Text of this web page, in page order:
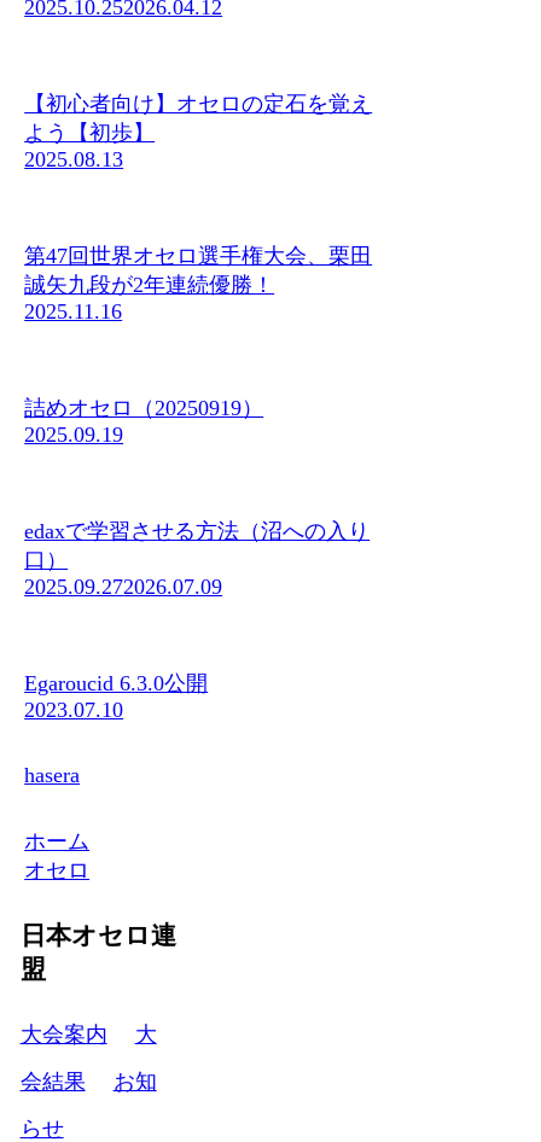
2025.10.252026.04.12
【初心者向け】オセロの定石を覚え
よう【初歩】
2025.08.13
第47回世界オセロ選手権大会、栗田
誠矢九段が2年連続優勝！
2025.11.16
詰めオセロ（20250919）
2025.09.19
edaxで学習させる方法（沼への入り
口）
2025.09.272026.07.09
Egaroucid 6.3.0公開
2023.07.10
hasera
ホーム
オセロ
日本オセロ連
盟
大会案内
大
会結果
お知
らせ